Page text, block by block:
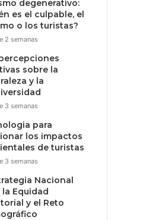
degenerativo:
es el culpable, el
o los turistas?
2 semanas
sobre la
y la
3 semanas
para
los impactos
de turistas
3 semanas
Nacional
la Equidad
y el Reto